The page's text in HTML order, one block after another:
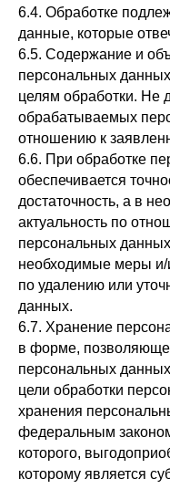
6.4. Обработке
данные, которые
6.5. Содержание и
персональных
целям обработки. Не
обрабатываемых
отношению к
6.6. При обработке
обеспечивается
достаточность, а в
актуальность по
персональных
необходимые меры и/
по удалению или
данных.
6.7. Хранение
в форме,
персональных
цели обработки
хранения
федеральным
которого,
которому является